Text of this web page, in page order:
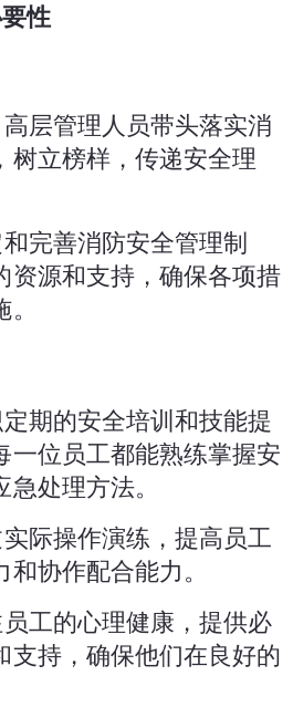
性
层管理人员带头落实消
树立榜样，传递安全理
完善消防安全管理制
资源和支持，确保各项措
定期的安全培训和技能提
一位员工都能熟练掌握安
处理方法。
实际操作演练，提高员工
协作配合能力。
员工的心理健康，提供必
支持，确保他们在良好的